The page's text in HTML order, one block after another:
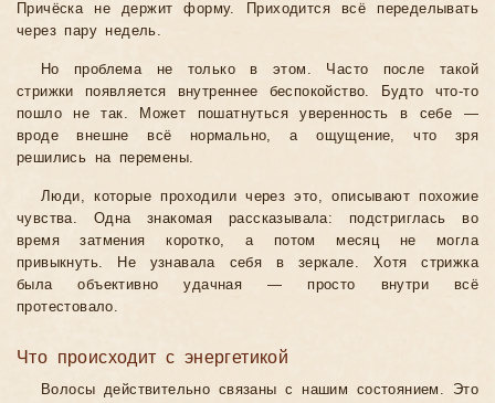
Причёска не держит форму. Приходится всё переделывать
через пару недель.
Но проблема не только в этом. Часто после такой
стрижки появляется внутреннее беспокойство. Будто что-то
пошло не так. Может пошатнуться уверенность в себе —
вроде внешне всё нормально, а ощущение, что зря
решились на перемены.
Люди, которые проходили через это, описывают похожие
чувства. Одна знакомая рассказывала: подстриглась во
время затмения коротко, а потом месяц не могла
привыкнуть. Не узнавала себя в зеркале. Хотя стрижка
была объективно удачная — просто внутри всё
протестовало.
Что происходит с энергетикой
Волосы действительно связаны с нашим состоянием. Это